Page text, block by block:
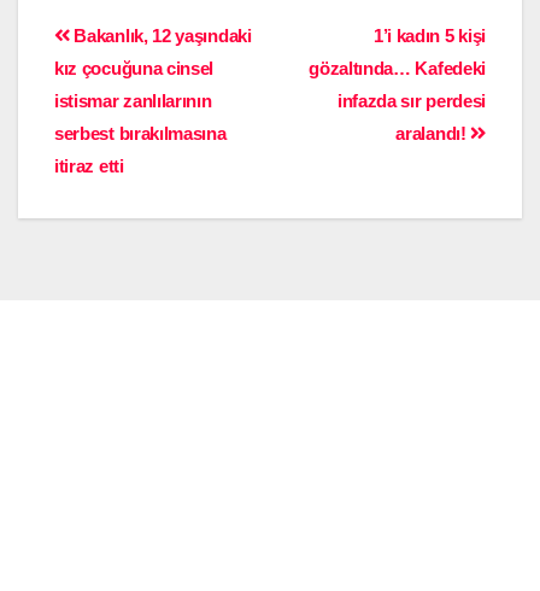
1’i kadın 5 kişi
gözaltında… Kafedeki
infazda sır perdesi
aralandı!
Bakanlık, 12 yaşındaki
kız çocuğuna cinsel
istismar zanlılarının
serbest bırakılmasına
itiraz etti